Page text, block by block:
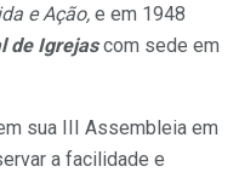
e Ação, e em 1948
de Igrejascom sede em
sua III Assembleia em
a facilidade e